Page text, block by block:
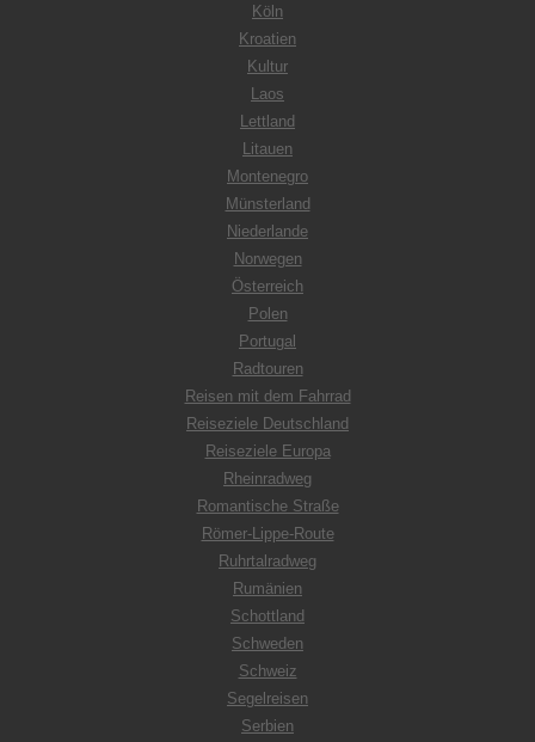
Köln
Kroatien
Kultur
Laos
Lettland
Litauen
Montenegro
Münsterland
Niederlande
Norwegen
Österreich
Polen
Portugal
Radtouren
Reisen mit dem Fahrrad
Reiseziele Deutschland
Reiseziele Europa
Rheinradweg
Romantische Straße
Römer-Lippe-Route
Ruhrtalradweg
Rumänien
Schottland
Schweden
Schweiz
Segelreisen
Serbien